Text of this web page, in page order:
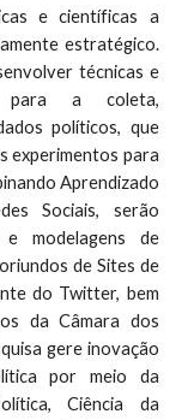
e científicas a
estratégico.
técnicas e
para a coleta,
políticos, que
experimentos para
Aprendizado
Sociais, serão
e modelagens de
de Sites de
do Twitter, bem
da Câmara dos
gere inovação
por meio da
Ciência da